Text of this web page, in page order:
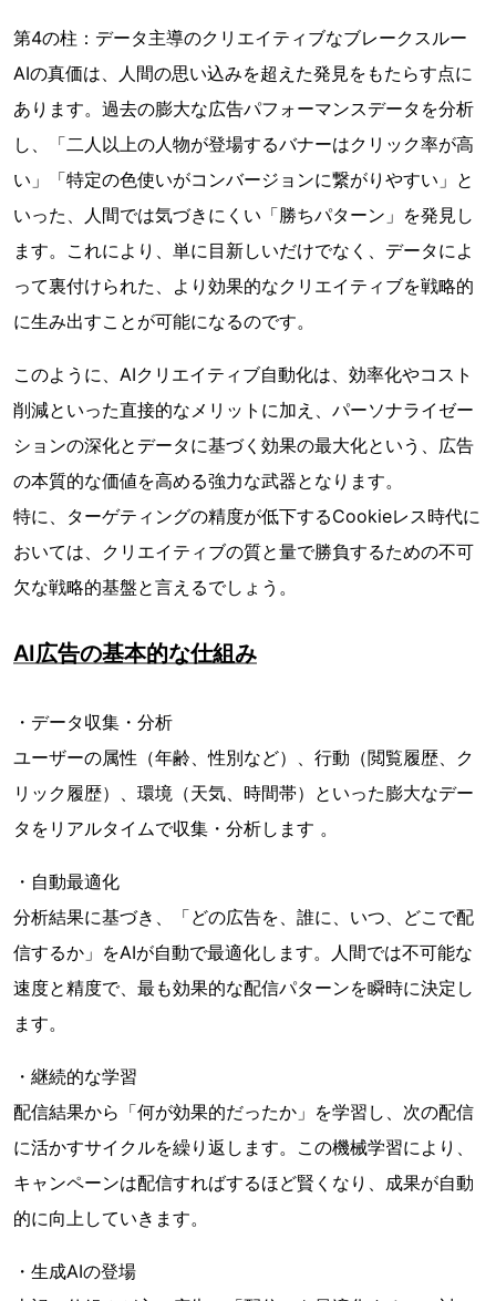
第4の柱：データ主導のクリエイティブなブレークスルー
AIの真価は、人間の思い込みを超えた発見をもたらす点に
あります。過去の膨大な広告パフォーマンスデータを分析
し、「二人以上の人物が登場するバナーはクリック率が高
い」「特定の色使いがコンバージョンに繋がりやすい」と
いった、人間では気づきにくい「勝ちパターン」を発見し
ます。これにより、単に目新しいだけでなく、データによ
って裏付けられた、より効果的なクリエイティブを戦略的
に生み出すことが可能になるのです。
このように、AIクリエイティブ自動化は、効率化やコスト
削減といった直接的なメリットに加え、パーソナライゼー
ションの深化とデータに基づく効果の最大化という、広告
の本質的な価値を高める強力な武器となります。
特に、ターゲティングの精度が低下するCookieレス時代に
おいては、クリエイティブの質と量で勝負するための不可
欠な戦略的基盤と言えるでしょう。
AI広告の基本的な仕組み
・データ収集・分析
ユーザーの属性（年齢、性別など）、行動（閲覧履歴、ク
リック履歴）、環境（天気、時間帯）といった膨大なデー
タをリアルタイムで収集・分析します 。
・自動最適化
分析結果に基づき、「どの広告を、誰に、いつ、どこで配
信するか」をAIが自動で最適化します。人間では不可能な
速度と精度で、最も効果的な配信パターンを瞬時に決定し
ます。
・継続的な学習
配信結果から「何が効果的だったか」を学習し、次の配信
に活かすサイクルを繰り返します。この機械学習により、
キャンペーンは配信すればするほど賢くなり、成果が自動
的に向上していきます。
・生成AIの登場